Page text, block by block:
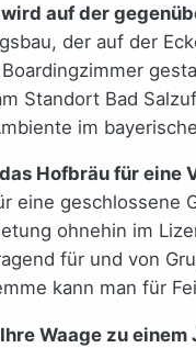
wird auf der
der auf der
Standort Bad
im
Hofbräu für eine
eine
ohnehin im
für und von
kann man für
Waage zu